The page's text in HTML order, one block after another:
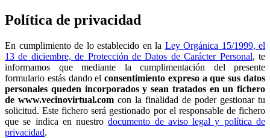
Política de privacidad
En cumplimiento de lo establecido en la Ley Orgánica 15/1999, el
13 de diciembre, de Protección de Datos de Carácter Personal, te
informamos que mediante la cumplimentación del presente
formulario estás dando elconsentimiento expreso a que sus datos
personales queden incorporados y sean tratados en un fichero
de www.vecinovirtual.com con la finalidad de poder gestionar tu
solicitud. Este fichero será gestionado por el responsable de fichero
que se indica en nuestrodocumento de aviso legal y política de
privacidad.